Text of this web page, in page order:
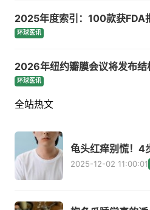
2025年度索引：100款获FDA
环球医讯
2026年纽约瓣膜会议将发布
环球医讯
全站热文
龟头红痒别慌！4
2025-12-02 11:00:01